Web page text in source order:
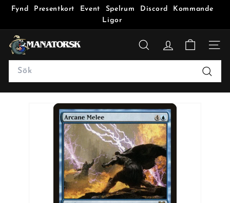
Fynd Presentkort Event Spelrum Discord
Kommande
Ligor
M
a
a
t
SÖK
Search
Sök